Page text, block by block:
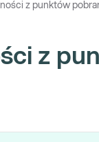
z punktów
z